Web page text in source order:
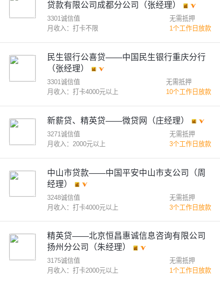
贷款有限公司成都分公司（张经理）
3301诚信值
月收入：打卡不限
无需抵押
1个工作日放款
民生银行公喜贷——中国民生银行重庆分行
（张经理）
3301诚信值
月收入：打卡4000元以上
无需抵押
10个工作日放款
新薪贷、精英贷——微贷网（庄经理）
3271诚信值
月收入：2000元以上
无需抵押
3个工作日放款
中山市贷款——中国平安中山市支公司（周
经理）
3248诚信值
月收入：打卡4000元以上
无需抵押
3个工作日放款
精英贷——北京恒昌惠诚信息咨询有限公司
扬州分公司（朱经理）
3175诚信值
月收入：打卡2000元以上
无需抵押
1个工作日放款